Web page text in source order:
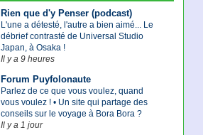
Rien que d'y Penser (podcast)
L'une a détesté, l'autre a bien aimé... Le
débrief contrasté de Universal Studio
Japan, à Osaka !
Il y a 9 heures
Forum Puyfolonaute
Parlez de ce que vous voulez, quand
vous voulez ! • Un site qui partage des
conseils sur le voyage à Bora Bora ?
Il y a 1 jour